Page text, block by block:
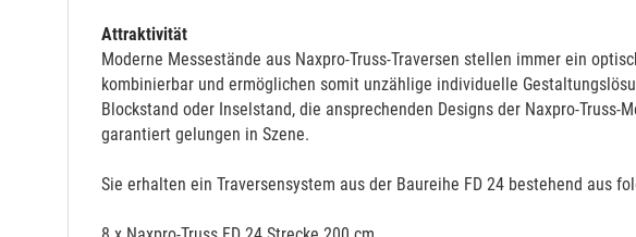
Attraktivität
Moderne Messestände aus Naxpro-Truss-Traversen stellen immer ein
kombinierbar und ermöglichen somit unzählige individuelle
Blockstand oder Inselstand, die ansprechenden Designs der Naxpro-
garantiert gelungen in Szene.
Sie erhalten ein Traversensystem aus der Baureihe FD 24 bestehend aus